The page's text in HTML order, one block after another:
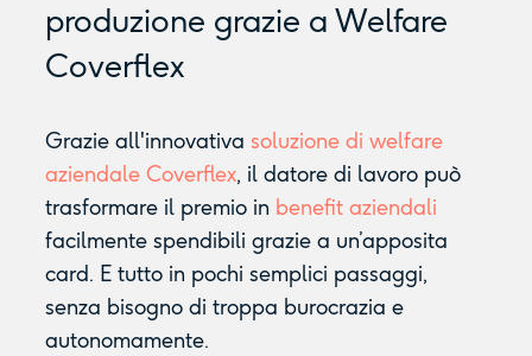
produzione grazie a Welfare
Coverflex
Grazie all'innovativa soluzione di welfare
aziendale Coverflex, il datore di lavoro può
trasformare il premio in benefit aziendali
facilmente spendibili grazie a un’apposita
card. E tutto in pochi semplici passaggi,
senza bisogno di troppa burocrazia e
autonomamente.